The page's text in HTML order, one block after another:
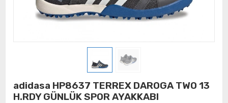
adidasa HP8637 TERREX DAROGA TWO 13
H.RDY GÜNLÜK SPOR AYAKKABI